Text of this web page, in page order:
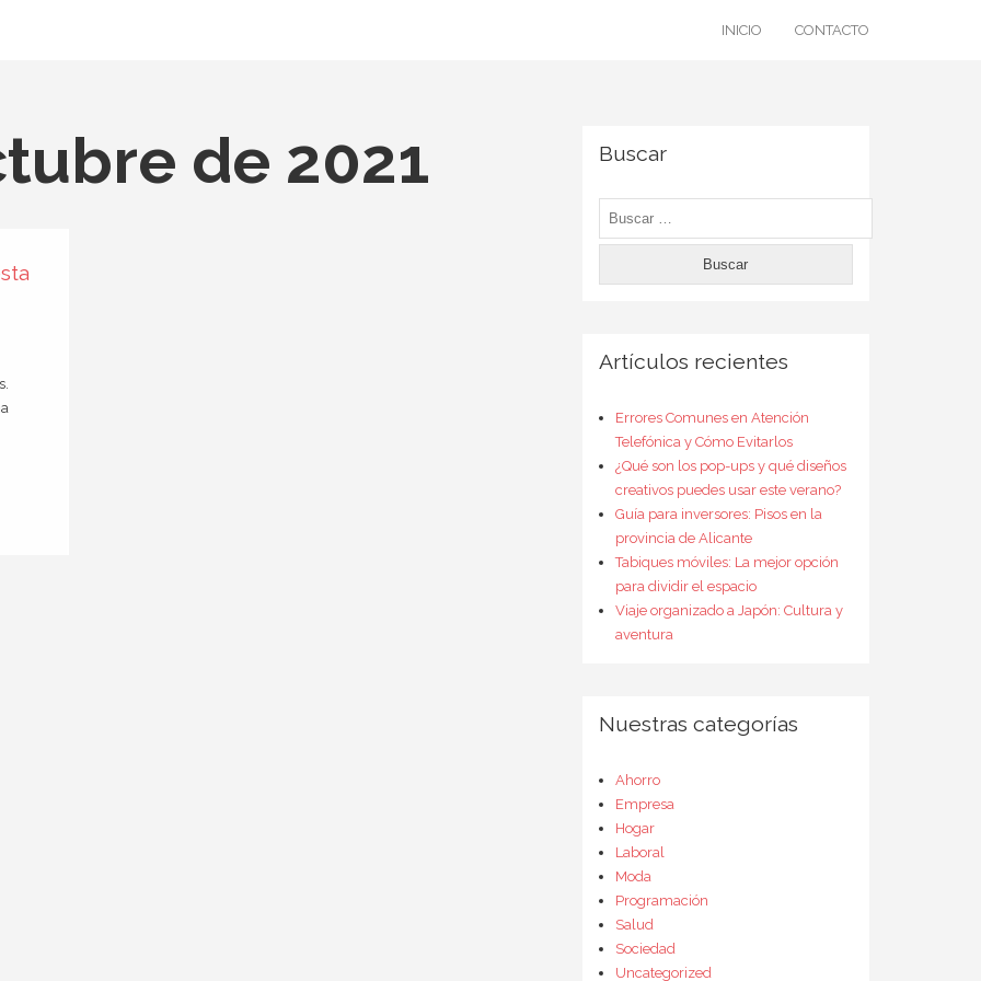
INICIO CONTACTO
de 2021 Buscar
Buscar:
Artículos recientes
Errores Comunes en Atención
Telefónica y Cómo Evitarlos
¿Qué son los pop-ups y qué diseños
creativos puedes usar este verano?
Guía para inversores: Pisos en la
provincia de Alicante
Tabiques móviles: La mejor opción
para dividir el espacio
Viaje organizado a Japón: Cultura y
aventura
Nuestras categorías
Ahorro
Empresa
Hogar
Laboral
Moda
Programación
Salud
Sociedad
Uncategorized